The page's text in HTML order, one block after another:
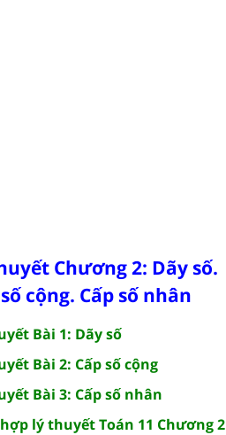
Chương 2: Dãy số.
cộng. Cấp số nhân
Bài 1: Dãy số
Bài 2: Cấp số cộng
Bài 3: Cấp số nhân
lý thuyết Toán 11 Chương 2